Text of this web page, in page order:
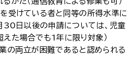
受けている者と同等の所得水準に
30日以後の申請については、児童
た場合でも1年に限り対象）
の両立が困難であると認められる